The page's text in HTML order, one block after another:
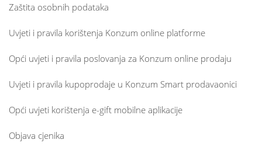
Zaštita osobnih podataka
Uvjeti i pravila korištenja Konzum online platforme
Opći uvjeti i pravila poslovanja za Konzum online prodaju
Uvjeti i pravila kupoprodaje u Konzum Smart prodavaonici
Opći uvjeti korištenja e-gift mobilne aplikacije
Objava cjenika